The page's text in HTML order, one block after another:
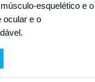
esquelético e o
ocular e o